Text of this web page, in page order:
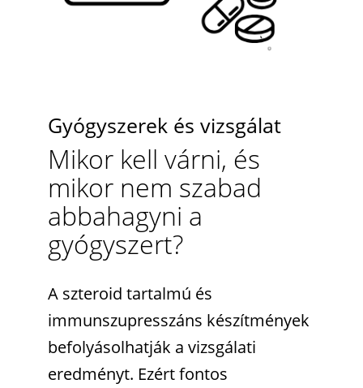
Gyógyszerek és vizsgálat
Mikor kell várni, és
mikor nem szabad
abbahagyni a
gyógyszert?
A szteroid tartalmú és
immunszupresszáns készítmények
befolyásolhatják a vizsgálati
eredményt. Ezért fontos